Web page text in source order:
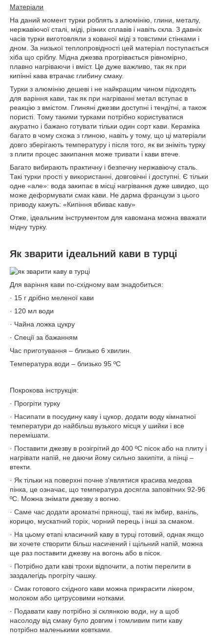
Матеріали
На даний момент турки роблять з алюмінію, глини, металу,
нержавіючої сталі, міді, різних сплавів і навіть скла. З давніх
часів турки виготовляли з кованої міді з товстими стінками і
дном. За низької теплопровідності цей матеріал поступається
хіба що сріблу. Мідна джезва прогрівається рівномірно,
плавно нагріваючи і вміст. Це дуже важливо, так як при
кипінні кава втрачає глибину смаку.
Турки з алюмінію дешеві і не найкращим чином підходять
для варіння кави, так як при нагріванні метал вступає в
реакцію з вмістом. Глиняні джезви доступні і тендітні, а також
пористі. Тому такими турками потрібно користуватися
акуратно і бажано готувати тільки один сорт кави. Кераміка
багато в чому схожа з глиною, навіть у тому, що ці матеріали
довго зберігають температуру і після того, як ви зніміть турку
з плити процес закипання може тривати і кави втече.
Багато вибирають практичну і безпечну нержавіючу сталь.
Такі турки прості у використанні, довговічні і доступні. Є тільки
одне «але»: вода закипає в місці нагрівання дуже швидко, що
може деформувати смак кави. Не дарма французи з цього
приводу кажуть: «Кипіння вбиває каву»
Отже, ідеальним інструментом для кавомана можна вважати
мідну турку.
Як зварити ідеальний кави в турці
Для варіння кави по-східному вам знадобиться:
· 15 г дрібно меленої кави
· 120 мл води
· Чайна ложка цукру
· Спеції за бажанням
Час приготування – близько 6 хвилин.
Температура води – близько 95 ºС
Покрокова інструкція:
· Прогріти турку
· Насипати в посудину каву і цукор, додати воду кімнатної
температури до найбільш вузького місця у шийки і все
перемішати.
· Поставити джезву в розігрітий до 400 ºС пісок або на плиту і
нагрівати напій, не даючи йому сильно закипіти, а пінці –
втекти.
· Як тільки на поверхні почне з'являтися красива медова
пінка, це означає, що температура досягла заповітних 92-96
ºС. Можна знімати джезву з вогню.
· Саме час додати ароматні прянощі, такі як імбир, ваніль,
корицю, мускатний горіх, чорний перець і інші за смаком.
· На цьому етапі класичний каву в турці готовий, однак якщо
ви хочете створити більш насичений і щільний напій, можна
ще раз поставити джезву на вогонь або в пісок.
· Потрібно дати каві трохи відпочити, а потім перелити в
заздалегідь прогріту чашку.
· Смак готового східного кави можна прикрасити лікером,
молоком або цитрусовими нотками.
· Подавати каву потрібно зі склянкою води, ну а щоб
насолоду від смаку було довгим і томливим пити каву
потрібно маленькими ковтками.